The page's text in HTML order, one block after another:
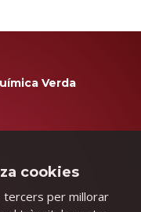
Verda
cookies
tercers per millorar